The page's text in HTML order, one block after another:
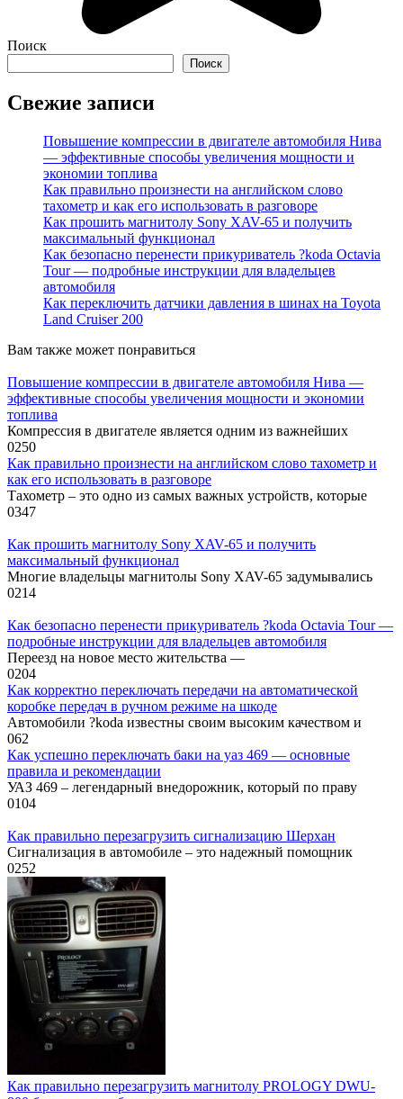
Поиск
Поиск
Свежие записи
Повышение компрессии в двигателе автомобиля Нива
— эффективные способы увеличения мощности и
экономии топлива
Как правильно произнести на английском слово
тахометр и как его использовать в разговоре
Как прошить магнитолу Sony XAV-65 и получить
максимальный функционал
Как безопасно перенести прикуриватель ?koda Octavia
Tour — подробные инструкции для владельцев
автомобиля
Как переключить датчики давления в шинах на Toyota
Land Cruiser 200
Вам также может понравиться
Повышение компрессии в двигателе автомобиля Нива —
эффективные способы увеличения мощности и экономии
топлива
Компрессия в двигателе является одним из важнейших
0250
Как правильно произнести на английском слово тахометр и
как его использовать в разговоре
Тахометр – это одно из самых важных устройств, которые
0347
Как прошить магнитолу Sony XAV-65 и получить
максимальный функционал
Многие владельцы магнитолы Sony XAV-65 задумывались
0214
Как безопасно перенести прикуриватель ?koda Octavia Tour —
подробные инструкции для владельцев автомобиля
Переезд на новое место жительства —
0204
Как корректно переключать передачи на автоматической
коробке передач в ручном режиме на шкоде
Автомобили ?koda известны своим высоким качеством и
062
Как успешно переключать баки на уаз 469 — основные
правила и рекомендации
УАЗ 469 – легендарный внедорожник, который по праву
0104
Как правильно перезагрузить сигнализацию Шерхан
Сигнализация в автомобиле – это надежный помощник
0252
Как правильно перезагрузить магнитолу PROLOGY DWU-